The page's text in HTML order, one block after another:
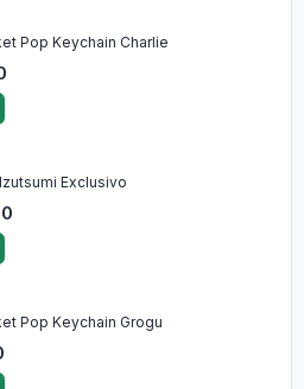
Pop Keychain Charlie
Exclusivo
Pop Keychain Grogu